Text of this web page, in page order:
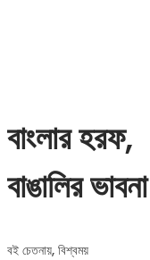
বাংলার হরফ,
বাঙালির ভাবনা
বই চেতনায়, বিশ্বময়